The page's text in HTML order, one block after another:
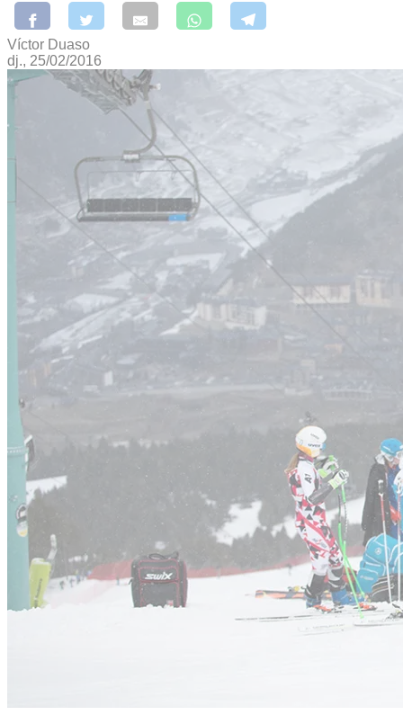
Víctor Duaso
dj., 25/02/2016